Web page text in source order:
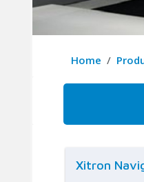
Home
Xitron